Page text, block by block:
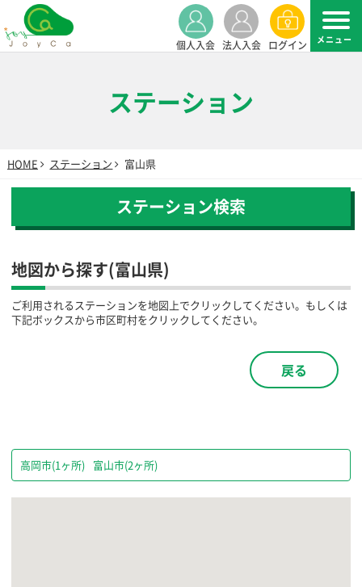
個人入会 法人入会 ログイン
ステーション
HOME ステーション 富山県
ステーション検索
地図から探す(富山県)
ご利用されるステーションを地図上でクリックしてください。もしくは
下記ボックスから市区町村をクリックしてください。
戻る
高岡市(1ヶ所) 富山市(2ヶ所)